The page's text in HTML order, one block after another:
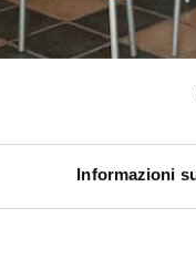
Informazioni